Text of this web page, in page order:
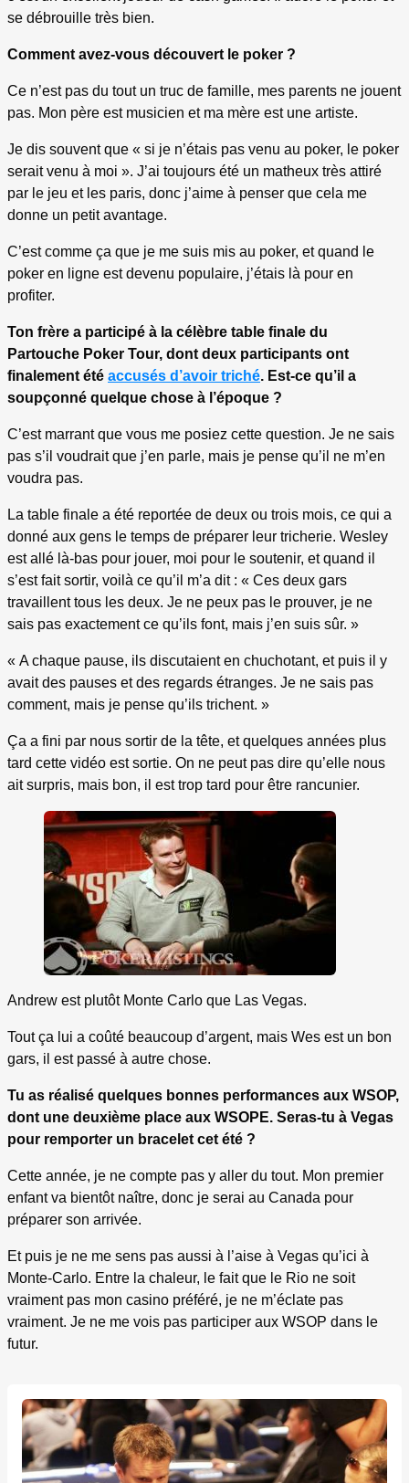
se débrouille très bien.
Comment avez-vous découvert le poker ?
Ce n’est pas du tout un truc de famille, mes parents ne jouent
pas. Mon père est musicien et ma mère est une artiste.
Je dis souvent que « si je n’étais pas venu au poker, le poker
serait venu à moi ». J’ai toujours été un matheux très attiré
par le jeu et les paris, donc j’aime à penser que cela me
donne un petit avantage.
C’est comme ça que je me suis mis au poker, et quand le
poker en ligne est devenu populaire, j’étais là pour en
profiter.
Ton frère a participé à la célèbre table finale du
Partouche Poker Tour, dont deux participants ont
finalement été accusés d’avoir triché. Est-ce qu’il a
soupçonné quelque chose à l’époque ?
C’est marrant que vous me posiez cette question. Je ne sais
pas s’il voudrait que j’en parle, mais je pense qu’il ne m’en
voudra pas.
La table finale a été reportée de deux ou trois mois, ce qui a
donné aux gens le temps de préparer leur tricherie. Wesley
est allé là-bas pour jouer, moi pour le soutenir, et quand il
s’est fait sortir, voilà ce qu’il m’a dit : « Ces deux gars
travaillent tous les deux. Je ne peux pas le prouver, je ne
sais pas exactement ce qu’ils font, mais j’en suis sûr. »
« A chaque pause, ils discutaient en chuchotant, et puis il y
avait des pauses et des regards étranges. Je ne sais pas
comment, mais je pense qu’ils trichent. »
Ça a fini par nous sortir de la tête, et quelques années plus
tard cette vidéo est sortie. On ne peut pas dire qu’elle nous
ait surpris, mais bon, il est trop tard pour être rancunier.
Andrew est plutôt Monte Carlo que Las Vegas.
Tout ça lui a coûté beaucoup d’argent, mais Wes est un bon
gars, il est passé à autre chose.
Tu as réalisé quelques bonnes performances aux WSOP,
dont une deuxième place aux WSOPE. Seras-tu à Vegas
pour remporter un bracelet cet été ?
Cette année, je ne compte pas y aller du tout. Mon premier
enfant va bientôt naître, donc je serai au Canada pour
préparer son arrivée.
Et puis je ne me sens pas aussi à l’aise à Vegas qu’ici à
Monte-Carlo. Entre la chaleur, le fait que le Rio ne soit
vraiment pas mon casino préféré, je ne m’éclate pas
vraiment. Je ne me vois pas participer aux WSOP dans le
futur.